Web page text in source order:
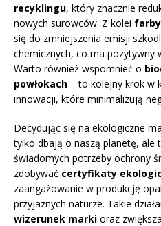
recyklingu, który znacznie
nowych surowców. Z kolei
się do zmniejszenia emisji
chemicznych, co ma pozytywny
Warto również wspomnieć o
powłokach – to kolejny krok w
innowacji, które minimalizują
Decydując się na ekologiczne
tylko dbają o naszą planetę, ale
świadomych potrzeby ochrony
zdobywać certyfikaty
zaangażowanie w produkcję
przyjaznych naturze. Takie
wizerunek marki oraz